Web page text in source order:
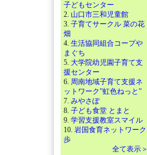
子どもセンター
2. 山口市三和児童館
3. 子育てサークル 菜の花
畑
4. 生活協同組合コープや
まぐち
5. 大学院幼児園子育て支
援センター
6. 周南地域子育て支援ネ
ットワーク”虹色ねっと”
7. みやさぽ
8. 子ども食堂 とまと
9. 学習支援教室スマイル
10. 岩国食育ネットワーク
歩
全て表示＞